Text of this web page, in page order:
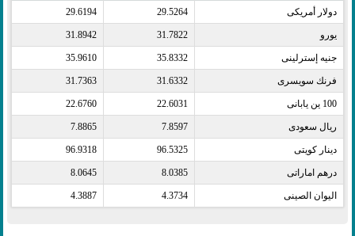
دولار أمريكى​ 29.5264
29.6194
يورو​ 31.7822
31.8942
جنيه إسترلينى​ 35.8332
35.9610
فرنك سويسرى​ 31.6332
31.7363
100 ين يابانى​ 22.6031
22.6760
ريال سعودى​ 7.8597
7.8865
دينار كويتى​ 96.5325
96.9318
درهم اماراتى​ 8.0385
8.0645
اليوان الصينى​ 4.3734
4.3887